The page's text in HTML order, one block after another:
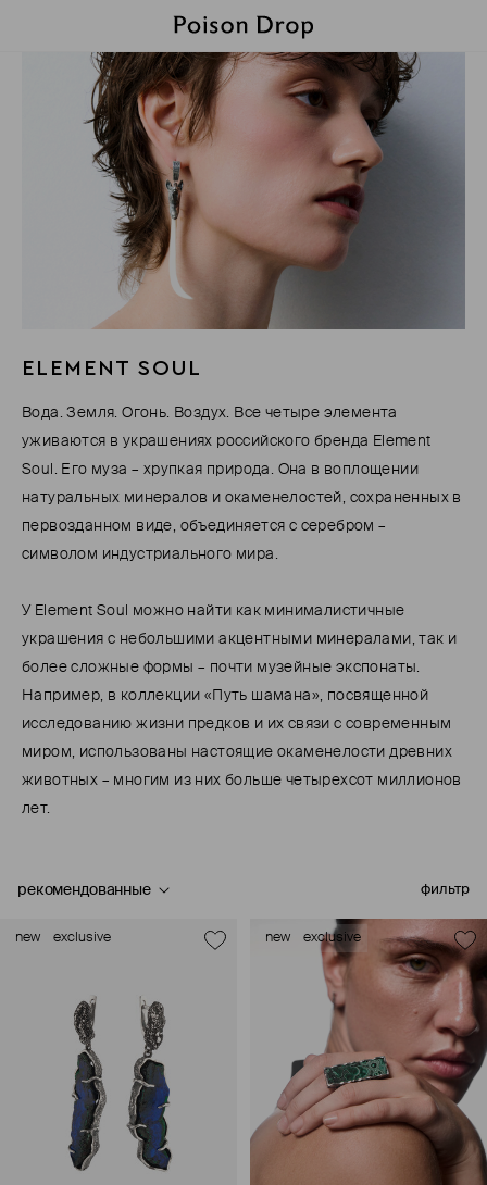
ELEMENT SOUL
Вода. Земля. Огонь. Воздух. Все четыре элемента
уживаются в украшениях российского бренда Element
Soul. Его муза – хрупкая природа. Она в воплощении
натуральных минералов и окаменелостей, сохраненных в
первозданном виде, объединяется с серебром –
символом индустриального мира.
У Element Soul можно найти как минималистичные
украшения с небольшими акцентными минералами, так и
более сложные формы – почти музейные экспонаты.
Например, в коллекции «Путь шамана», посвященной
исследованию жизни предков и их связи с современным
миром, использованы настоящие окаменелости древних
животных – многим из них больше четырехсот миллионов
лет.
фильтр
рекомендованные
new exclusive new exclusive